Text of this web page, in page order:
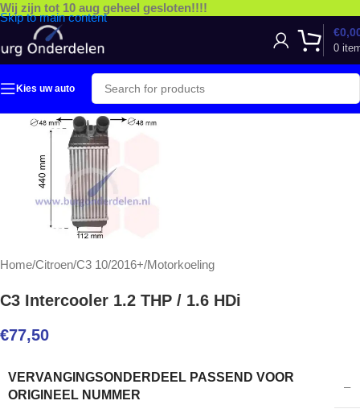
Skip to main content
Wij zijn tot 10 aug geheel gesloten!!!!
0
€
Kies uw auto
Home/Citroen/C3 10/2016+/Motorkoeling
C3 Intercooler 1.2 THP / 1.6 HDi
€77,50
VERVANGINGSONDERDEEL PASSEND VOOR
ORIGINEEL NUMMER
–